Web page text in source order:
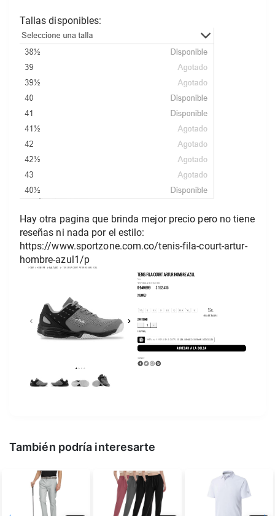
Tallas disponibles:
Hay otra pagina que brinda mejor precio pero no tiene
reseñas ni nada por el estilo:
https://www.sportzone.com.co/tenis-fila-court-artur-
hombre-azul1/p
También podría interesarte